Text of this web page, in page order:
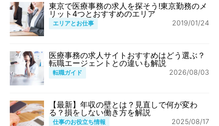
東京で医療事務の求人を探そう!東京勤務のメ
リット4つとおすすめのエリア
エリアとお仕事 2019/01/24
医療事務の求人サイトおすすめはどう選ぶ？
転職エージェントとの違いも解説
転職ガイド 2026/08/03
【最新】年収の壁とは？見直しで何が変わ
る？損をしない働き方を解説
仕事のお役立ち情報 2025/08/17